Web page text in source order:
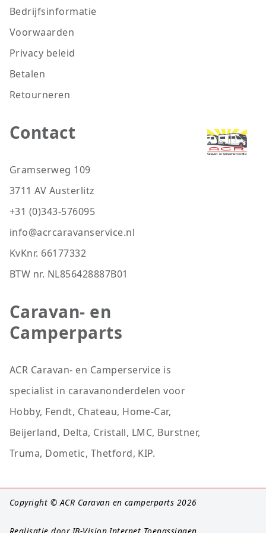
Bedrijfsinformatie
Voorwaarden
Privacy beleid
Betalen
Retourneren
Contact
Gramserweg 109
3711 AV Austerlitz
+31 (0)343-576095
info@acrcaravanservice.nl
KvKnr. 66177332
BTW nr. NL856428887B01
Caravan- en
Camperparts
ACR Caravan- en Camperservice is
specialist in caravanonderdelen voor
Hobby, Fendt, Chateau, Home-Car,
Beijerland, Delta, Cristall, LMC, Burstner,
Truma, Dometic, Thetford, KIP.
Copyright © ACR Caravan en camperparts 2026
Realisatie door IB-Vision Internet Toepassingen